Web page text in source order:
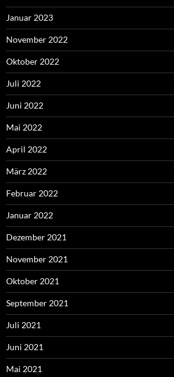
Januar 2023
November 2022
Oktober 2022
Juli 2022
Juni 2022
Mai 2022
April 2022
März 2022
Februar 2022
Januar 2022
Dezember 2021
November 2021
Oktober 2021
September 2021
Juli 2021
Juni 2021
Mai 2021